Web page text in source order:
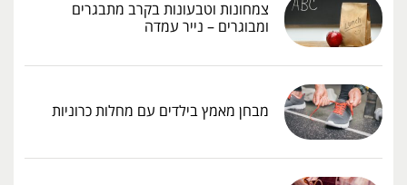
צמחונות וטבעונות בקרב מתבגרים
ומבוגרים – נייר עמדה
מבחן מאמץ בילדים עם מחלות כרוניות